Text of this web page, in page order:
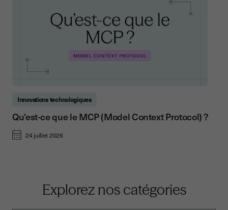
Innovations technologiques
Qu'est-ce que le MCP (Model Context Protocol) ?
24 juillet 2026
Explorez nos catégories